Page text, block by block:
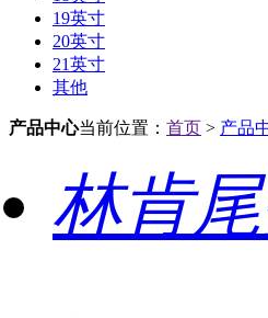
19英寸
20英寸
21英寸
其他
产品中心当前位置： 首页 > 产品
林肯